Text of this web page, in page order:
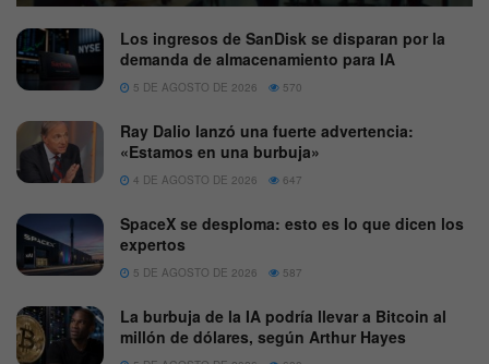
Los ingresos de SanDisk se disparan por la
demanda de almacenamiento para IA
5 DE AGOSTO DE 2026 570
Ray Dalio lanzó una fuerte advertencia:
«Estamos en una burbuja»
4 DE AGOSTO DE 2026 647
SpaceX se desploma: esto es lo que dicen los
expertos
5 DE AGOSTO DE 2026 587
La burbuja de la IA podría llevar a Bitcoin al
millón de dólares, según Arthur Hayes